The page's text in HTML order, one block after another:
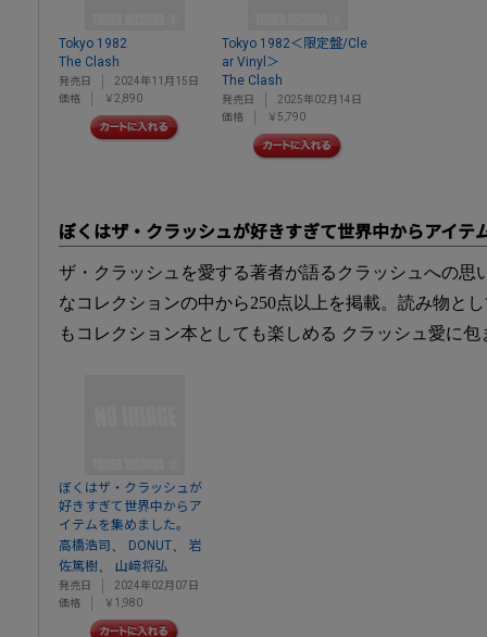
Tokyo 1982
The Clash
発売日
2024年11月15日
価格
￥2,890
Tokyo 1982＜限定盤/Cle
ar Vinyl＞
The Clash
発売日
2025年02月14日
価格
￥5,790
ぼくはザ・クラッシュが好きすぎて世界中からアイテ
ザ・クラッシュを愛する著者が語るクラッシュへの思
なコレクションの中から250点以上を掲載。読み物と
もコレクション本としても楽しめる クラッシュ愛に包
ぼくはザ・クラッシュが
好きすぎて世界中からア
イテムを集めました。
高橋浩司
DONUT
岩
佐篤樹
山﨑将弘
発売日
2024年02月07日
価格
￥1,980